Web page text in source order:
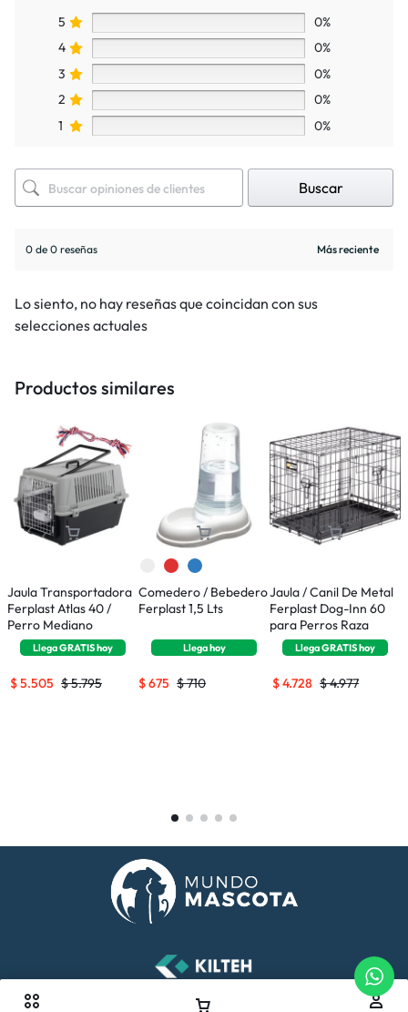
5
0%
4
0%
3
0%
2
0%
1
0%
Buscar
0 de 0 reseñas
Lo siento, no hay reseñas que coincidan con sus
selecciones actuales
Productos similares
Jaula Transportadora
Ferplast Atlas 40 /
Perro Mediano
LlegaGRATIShoy
$5.795
$5.505
Comedero / Bebedero
Ferplast 1,5 Lts
Llegahoy
$710
$675
Jaula / Canil De Metal
Ferplast Dog-Inn 60
para Perros Raza
Pequeña
LlegaGRATIShoy
$4.977
$4.728